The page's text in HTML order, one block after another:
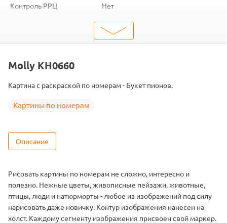
Контроль РРЦ
Нет
20
6920140883186
Тема
Цвет
25 цветов
Molly KH0660
Картина с раскраской по номерам - Букет пионов.
Картины по номерам
Описание
Рисовать картины по номерам не сложно, интересно и
полезно. Нежные цветы, живописные пейзажи, животные,
птицы, люди и натюрморты - любое из изображений под силу
нарисовать даже новичку. Контур изображения нанесен на
холст. Каждому сегменту изображения присвоен свой маркер.